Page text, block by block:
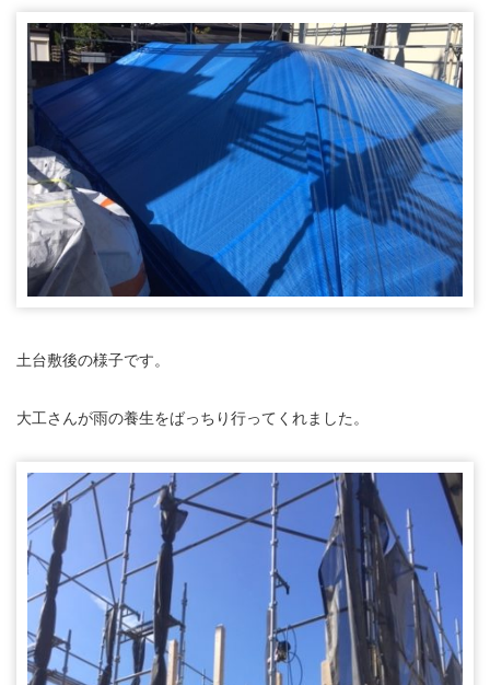
土台敷後の様子です。
大工さんが雨の養生をばっちり行ってくれました。